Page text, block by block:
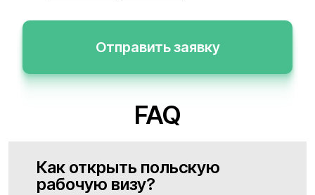
Отправить заявку
FAQ
Как открыть польскую
рабочую визу?